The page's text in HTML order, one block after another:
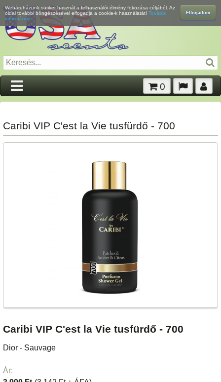
Elfogadom
Webáruházunk sütiket használ a felhasználói élmény fokozása céljából. Az
oldal további böngészésével elfogadja a cookie-k használatát! További
információk...
0
Caribi VIP C'est la Vie tusfürdő - 700
Caribi VIP C'est la Vie tusfürdő - 700
Dior - Sauvage
Ár: